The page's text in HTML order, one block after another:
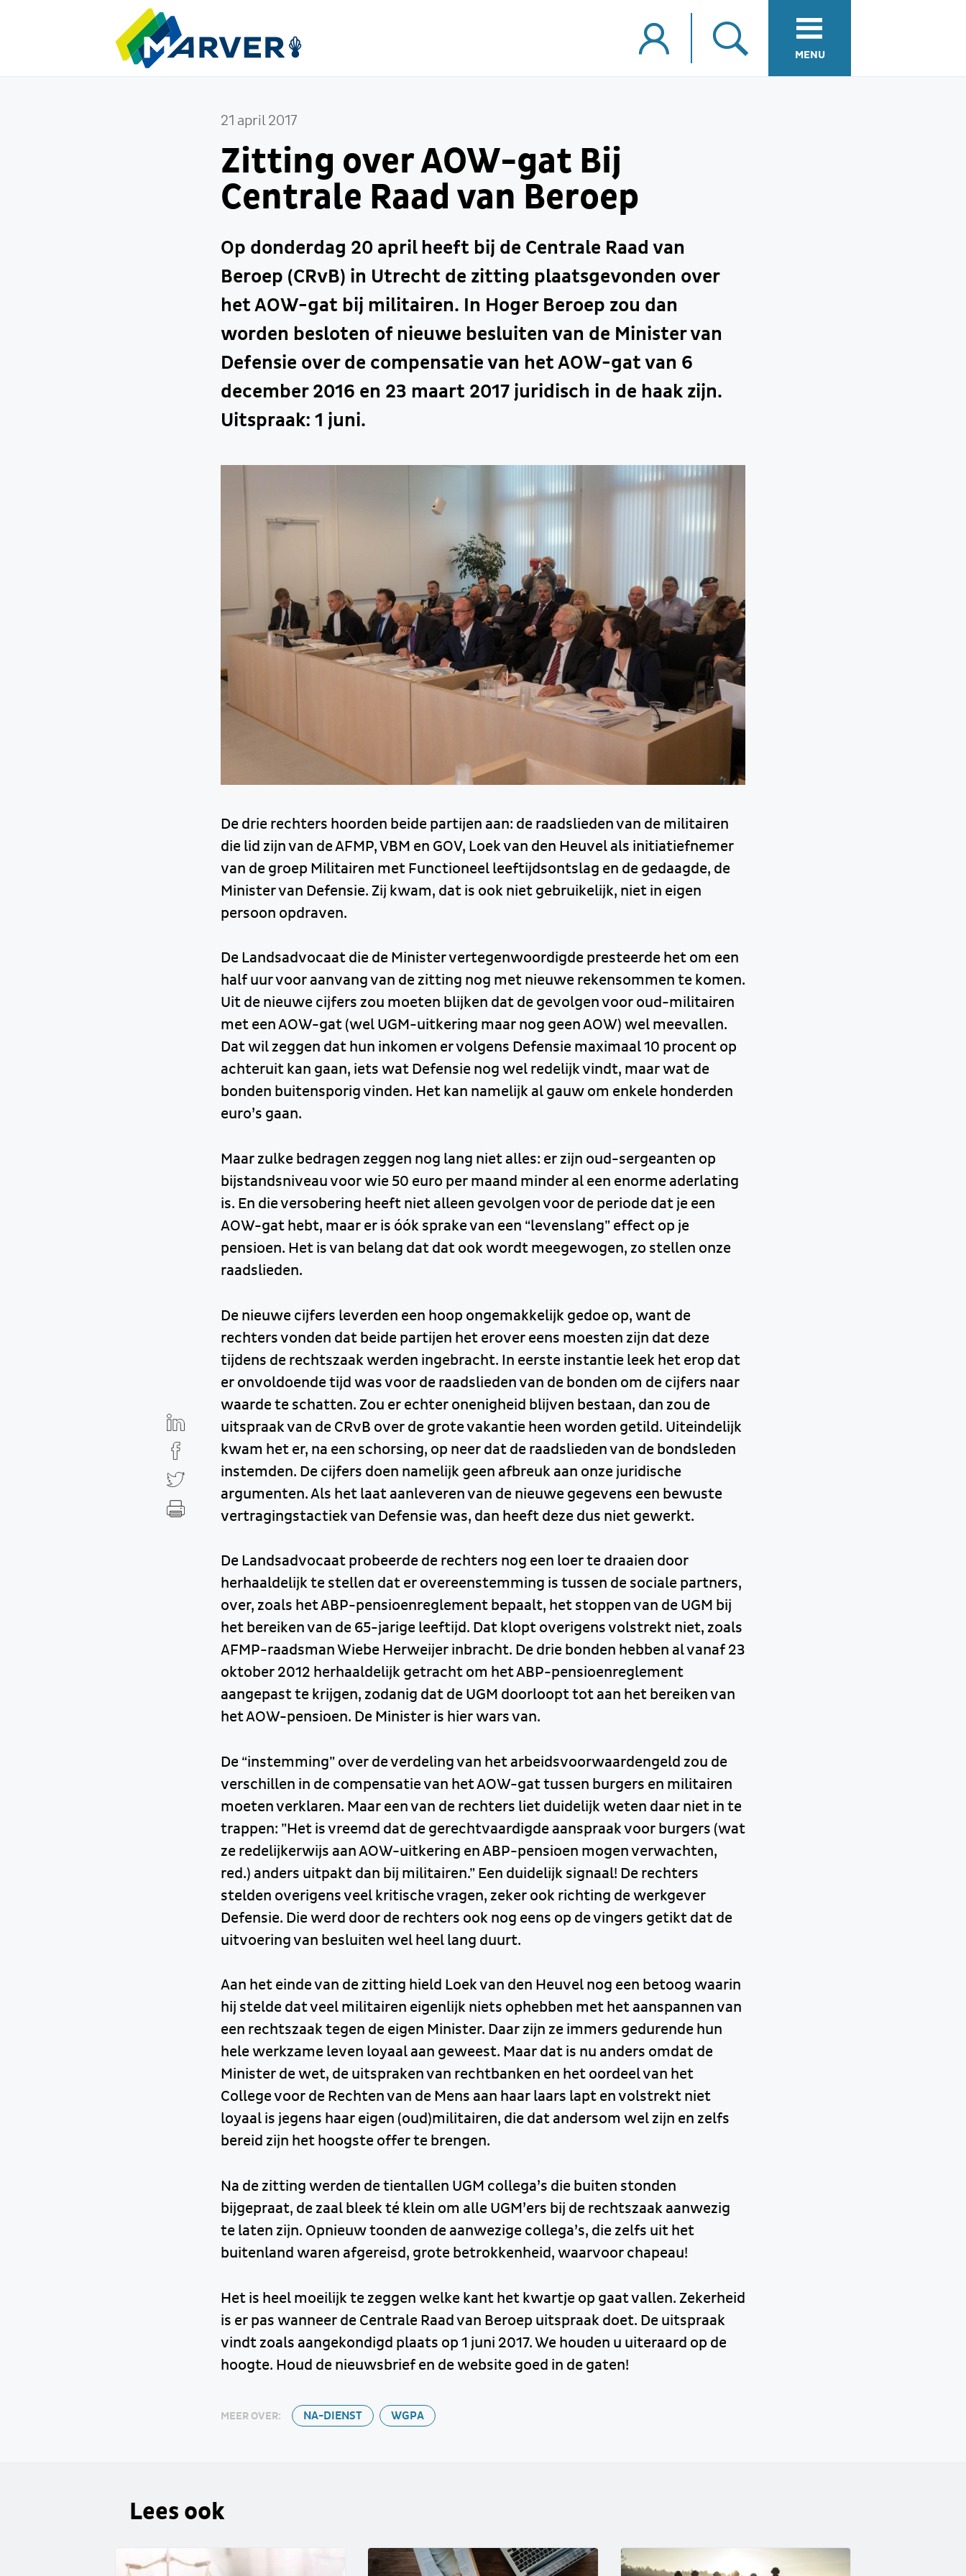
MENU
21 april 2017
Zitting over AOW-gat Bij
Centrale Raad van Beroep
Op donderdag 20 april heeft bij de Centrale Raad van
Beroep (CRvB) in Utrecht de zitting plaatsgevonden over
het AOW-gat bij militairen. In Hoger Beroep zou dan
worden besloten of nieuwe besluiten van de Minister van
Defensie over de compensatie van het AOW-gat van 6
december 2016 en 23 maart 2017 juridisch in de haak zijn.
Uitspraak: 1 juni.
De drie rechters hoorden beide partijen aan: de raadslieden van de militairen
die lid zijn van de AFMP, VBM en GOV, Loek van den Heuvel als initiatiefnemer
van de groep Militairen met Functioneel leeftijdsontslag en de gedaagde, de
Minister van Defensie. Zij kwam, dat is ook niet gebruikelijk, niet in eigen
persoon opdraven.
De Landsadvocaat die de Minister vertegenwoordigde presteerde het om een
half uur voor aanvang van de zitting nog met nieuwe rekensommen te komen.
Uit de nieuwe cijfers zou moeten blijken dat de gevolgen voor oud-militairen
met een AOW-gat (wel UGM-uitkering maar nog geen AOW) wel meevallen.
Dat wil zeggen dat hun inkomen er volgens Defensie maximaal 10 procent op
achteruit kan gaan, iets wat Defensie nog wel redelijk vindt, maar wat de
bonden buitensporig vinden. Het kan namelijk al gauw om enkele honderden
euro’s gaan.
Maar zulke bedragen zeggen nog lang niet alles: er zijn oud-sergeanten op
bijstandsniveau voor wie 50 euro per maand minder al een enorme aderlating
is. En die versobering heeft niet alleen gevolgen voor de periode dat je een
AOW-gat hebt, maar er is óók sprake van een “levenslang” effect op je
pensioen. Het is van belang dat dat ook wordt meegewogen, zo stellen onze
raadslieden.
De nieuwe cijfers leverden een hoop ongemakkelijk gedoe op, want de
rechters vonden dat beide partijen het erover eens moesten zijn dat deze
tijdens de rechtszaak werden ingebracht. In eerste instantie leek het erop dat
er onvoldoende tijd was voor de raadslieden van de bonden om de cijfers naar
waarde te schatten. Zou er echter onenigheid blijven bestaan, dan zou de
uitspraak van de CRvB over de grote vakantie heen worden getild. Uiteindelijk
kwam het er, na een schorsing, op neer dat de raadslieden van de bondsleden
instemden. De cijfers doen namelijk geen afbreuk aan onze juridische
argumenten. Als het laat aanleveren van de nieuwe gegevens een bewuste
vertragingstactiek van Defensie was, dan heeft deze dus niet gewerkt.
De Landsadvocaat probeerde de rechters nog een loer te draaien door
herhaaldelijk te stellen dat er overeenstemming is tussen de sociale partners,
over, zoals het ABP-pensioenreglement bepaalt, het stoppen van de UGM bij
het bereiken van de 65-jarige leeftijd. Dat klopt overigens volstrekt niet, zoals
AFMP-raadsman Wiebe Herweijer inbracht. De drie bonden hebben al vanaf 23
oktober 2012 herhaaldelijk getracht om het ABP-pensioenreglement
aangepast te krijgen, zodanig dat de UGM doorloopt tot aan het bereiken van
het AOW-pensioen. De Minister is hier wars van.
De “instemming” over de verdeling van het arbeidsvoorwaardengeld zou de
verschillen in de compensatie van het AOW-gat tussen burgers en militairen
moeten verklaren. Maar een van de rechters liet duidelijk weten daar niet in te
trappen: ”Het is vreemd dat de gerechtvaardigde aanspraak voor burgers (wat
ze redelijkerwijs aan AOW-uitkering en ABP-pensioen mogen verwachten,
red.) anders uitpakt dan bij militairen.” Een duidelijk signaal! De rechters
stelden overigens veel kritische vragen, zeker ook richting de werkgever
Defensie. Die werd door de rechters ook nog eens op de vingers getikt dat de
uitvoering van besluiten wel heel lang duurt.
Aan het einde van de zitting hield Loek van den Heuvel nog een betoog waarin
hij stelde dat veel militairen eigenlijk niets ophebben met het aanspannen van
een rechtszaak tegen de eigen Minister. Daar zijn ze immers gedurende hun
hele werkzame leven loyaal aan geweest. Maar dat is nu anders omdat de
Minister de wet, de uitspraken van rechtbanken en het oordeel van het
College voor de Rechten van de Mens aan haar laars lapt en volstrekt niet
loyaal is jegens haar eigen (oud)militairen, die dat andersom wel zijn en zelfs
bereid zijn het hoogste offer te brengen.
Na de zitting werden de tientallen UGM collega’s die buiten stonden
bijgepraat, de zaal bleek té klein om alle UGM’ers bij de rechtszaak aanwezig
te laten zijn. Opnieuw toonden de aanwezige collega’s, die zelfs uit het
buitenland waren afgereisd, grote betrokkenheid, waarvoor chapeau!
Het is heel moeilijk te zeggen welke kant het kwartje op gaat vallen. Zekerheid
is er pas wanneer de Centrale Raad van Beroep uitspraak doet. De uitspraak
vindt zoals aangekondigd plaats op 1 juni 2017. We houden u uiteraard op de
hoogte. Houd de nieuwsbrief en de website goed in de gaten!
MEER OVER: NA-DIENST WGPA
Lees ook